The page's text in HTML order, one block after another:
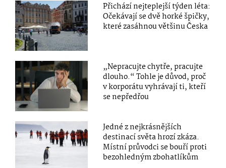
Přichází nejteplejší týden léta:
Očekávají se dvě horké špičky,
které zasáhnou většinu Česka
„Nepracujte chytře, pracujte
dlouho.“ Tohle je důvod, proč
v korporátu vyhrávají ti, kteří
se nepředřou
Jedné z nejkrásnějších
destinací světa hrozí zkáza.
Místní průvodci se bouří proti
bezohledným zbohatlíkům